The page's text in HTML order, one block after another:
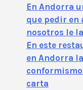
En Andorra
que pedir en
nosotros le
En este
en Andorra
carta